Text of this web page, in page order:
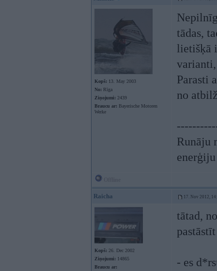
Kopš: 13. May 2003
No: Rīga
Ziņojumi: 2439
Braucu ar: Bayerische Motoren
Werke
tādas,
lietišķā
Parasti
no
Runāju
Raicha 17. Nov 2012,
Kopš: 26. Dec 2002
Ziņojumi: 14865
Braucu ar:
tātad,
- es